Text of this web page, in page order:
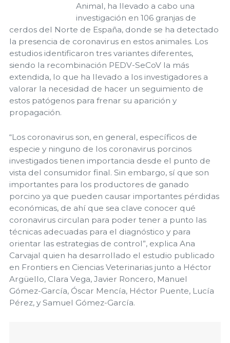
Animal, ha llevado a cabo una
investigación en 106 granjas de
cerdos del Norte de España, donde se ha detectado
la presencia de coronavirus en estos animales. Los
estudios identificaron tres variantes diferentes,
siendo la recombinación PEDV-SeCoV la más
extendida, lo que ha llevado a los investigadores a
valorar la necesidad de hacer un seguimiento de
estos patógenos para frenar su aparición y
propagación.
“Los coronavirus son, en general, específicos de
especie y ninguno de los coronavirus porcinos
investigados tienen importancia desde el punto de
vista del consumidor final. Sin embargo, sí que son
importantes para los productores de ganado
porcino ya que pueden causar importantes pérdidas
económicas, de ahí que sea clave conocer qué
coronavirus circulan para poder tener a punto las
técnicas adecuadas para el diagnóstico y para
orientar las estrategias de control”, explica Ana
Carvajal quien ha desarrollado el estudio publicado
en Frontiers en Ciencias Veterinarias junto a Héctor
Argüello, Clara Vega, Javier Roncero, Manuel
Gómez-García, Óscar Mencía, Héctor Puente, Lucía
Pérez, y Samuel Gómez-García.